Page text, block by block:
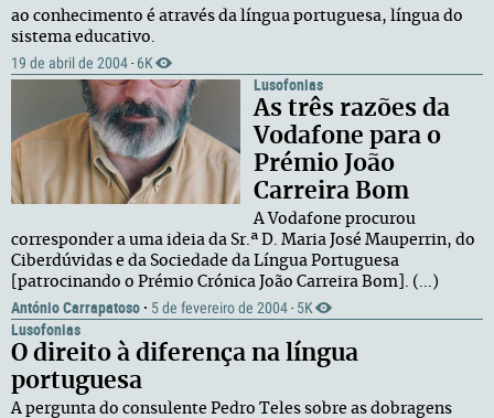
ao conhecimento é através da língua portuguesa, língua do
sistema educativo.
19 de abril de 2004 · 6K
Lusofonias
As três razões da
Vodafone para o
Prémio João
Carreira Bom
A Vodafone procurou
corresponder a uma ideia da Sr.ª D. Maria José Mauperrin, do
Ciberdúvidas e da Sociedade da Língua Portuguesa
[patrocinando o Prémio Crónica João Carreira Bom]. (...)
António Carrapatoso · 5 de fevereiro de 2004 · 5K
Lusofonias
O direito à diferença na língua
portuguesa
A pergunta do consulente Pedro Teles sobre as dobragens